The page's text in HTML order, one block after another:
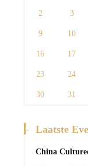
2 3
9 10
16 17
23 24
30 31
- Laatste
China